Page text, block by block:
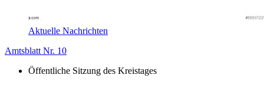
Aktuelle Nachrichten
Amtsblatt Nr. 10
Öffentliche Sitzung des Kreistages